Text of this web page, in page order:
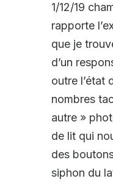
1/12/19
rapporte
que je
d’un
outre l’état
nombres
autre »
de lit qui
des
siphon du